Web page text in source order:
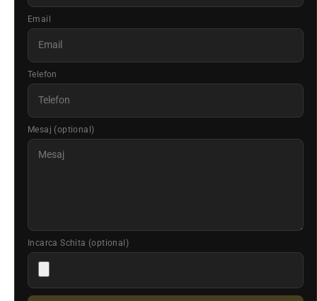
Email
Telefon
Mesaj (optional)
Incarca Schita (optional)